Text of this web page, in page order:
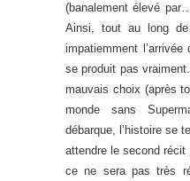
(banalement élevé
Ainsi, tout au long
impatiemment
se produit pas
mauvais choix (après
monde sans
débarque, l’histoire se
attendre le second récit
ce ne sera pas très